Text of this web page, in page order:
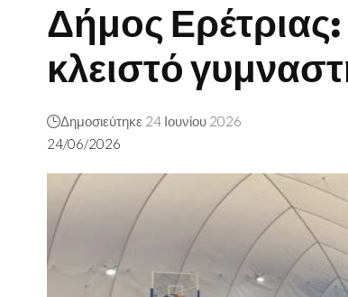
Δήμος Ερέτριας:
κλειστό
24/06/2026
Δημοσιεύτηκε 24 Ιουνίου 2026